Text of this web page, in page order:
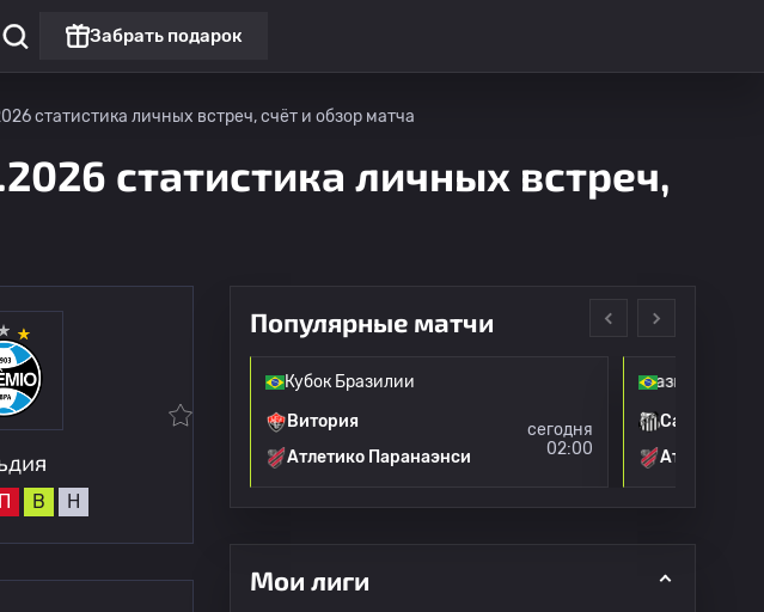
Забрать подарок
статистика личных встреч, счёт и обзор матча
статистика личных встреч,
П В Н
Популярные матчи
Бразилии: Серия А
08.08
Кубок Бразилии
Витория
Атлетико Паранаэнси
сегодня
02:00
Чемпионат Бразилии: Серия А
Сантос
Атлетико
Мои лиги